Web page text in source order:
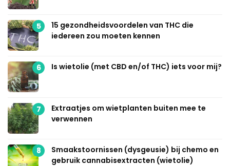
5
15 gezondheidsvoordelen van THC die
iedereen zou moeten kennen
6 Is wietolie (met CBD en/of THC) iets voor mij?
7
Extraatjes om wietplanten buiten mee te
verwennen
8
Smaakstoornissen (dysgeusie) bij chemo en
gebruik cannabisextracten (wietolie)